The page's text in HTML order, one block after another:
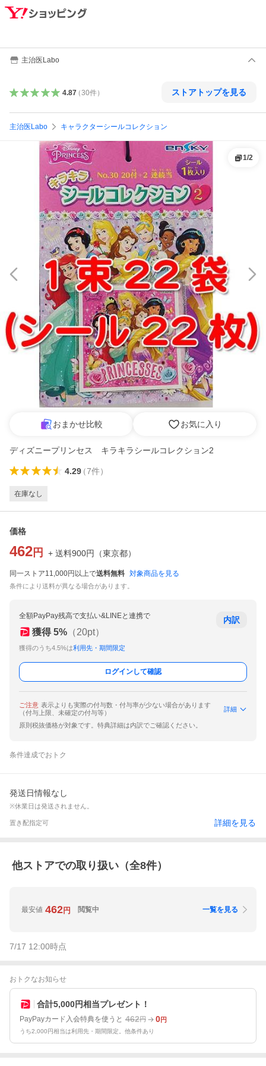
主治医Labo
4.87（30件） ストアトップを見る
主治医Labo キャラクターシールコレクション
1/2
おまかせ比較 お気に入り
ディズニープリンセス キラキラシールコレクション2
4.29（7件）
在庫なし
価格
462 円 + 送料900円 （東京都）
同一ストア11,000円以上で送料無料 対象商品を見る
条件により送料が異なる場合があります。
全額PayPay残高で支払い&LINEと連携で
獲得 5% （20pt）
獲得のうち4.5%は利用先・期間限定
内訳
ログインして確認
ご注意 表示よりも実際の付与数・付与率が少ない場合があります
（付与上限、未確定の付与等）
詳細
原則税抜価格が対象です。特典詳細は内訳でご確認ください。
条件達成でおトク
発送日情報なし
※休業日は発送されません。
置き配指定可 詳細を見る
他ストアでの取り扱い（全8件）
最安値 462円 閲覧中 一覧を見る
7/17 12:00時点
おトクなお知らせ
合計5,000円相当プレゼント！
PayPayカード入会特典を使うと 462円 0円
うち2,000円相当は利用先・期間限定。他条件あり